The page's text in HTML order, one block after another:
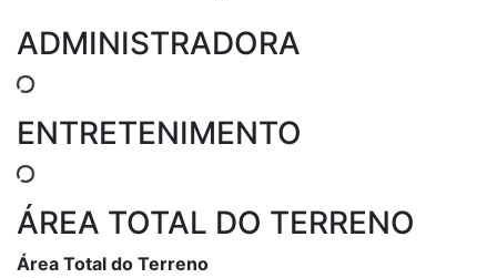
ADMINISTRADORA
ENTRETENIMENTO
ÁREA TOTAL DO TERRENO
Área Total do Terreno